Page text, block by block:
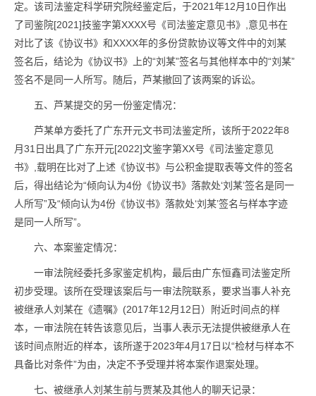
定。该司法鉴定科学研究院经鉴定后，于2021年12月10日作出
了司鉴院[2021]技鉴字第XXXX号《司法鉴定意见书》,意见书在
对比了该《协议书》和XXXX年的多份贷款协议等文件中的刘某
签名后，结论为《协议书》上的“刘某”签名与其他样本中的“刘某”
签名不是同一人所写。随后，芦某撤回了该两案的诉讼。
五、芦某提交的另一份鉴定情况：
芦某单方委托了广东开元文书司法鉴定所，该所于2022年8
月31日出具了广东开元[2022]文鉴字第XX号《司法鉴定意见
书》,载明在比对了上述《协议书》与公积金提取表等文件的签名
后，得出结论为“倾向认为4份《协议书》落款处‘刘某’签名是同一
人所写”及“倾向认为4份《协议书》落款处‘刘某’签名与样本字迹
是同一人所写”。
六、本案鉴定情况：
一审法院经委托多家鉴定机构，最后由广东恒鑫司法鉴定所
初步受理。该所在受理该案后与一审法院联系，要求当事人补充
被继承人刘某在《遗嘱》(2017年12月12日）附近时间点的样
本，一审法院在转告该意见后，当事人表示无法提供被继承人在
该时间点附近的样本，该所遂于2023年4月17日以“检材与样本不
具备比对条件”为由，决定不予受理并将本案作退案处理。
七、被继承人刘某生前与贾某及其他人的聊天记录：